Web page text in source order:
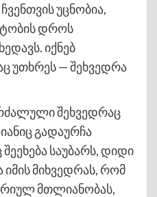
უცნობია,
დროს
იქნებ
უთხრეს — შეხვედრა
შეხვედრაც
გადაურჩა
საუბარს, დიდი
მიხვედრას, რომ
მთლიანობას,